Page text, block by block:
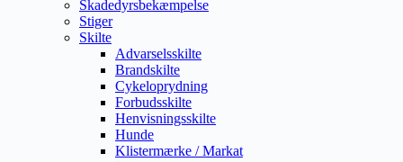
Skadedyrsbekæmpelse
Stiger
Skilte
Advarselsskilte
Brandskilte
Cykeloprydning
Forbudsskilte
Henvisningsskilte
Hunde
Klistermærke / Markat